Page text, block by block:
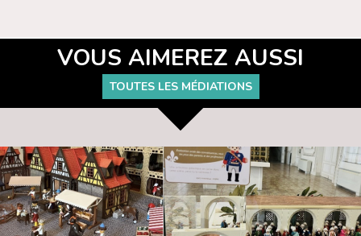
VOUS AIMEREZ AUSSI
TOUTES LES MÉDIATIONS